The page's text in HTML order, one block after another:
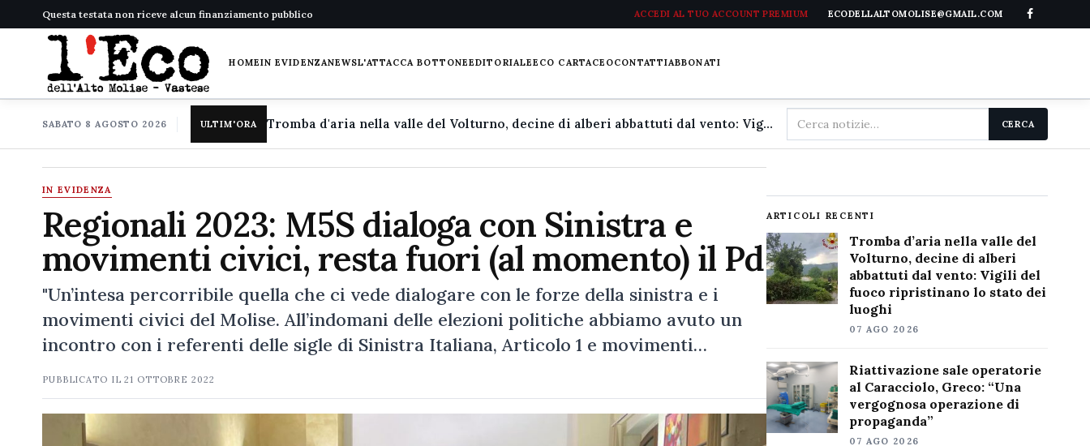
Questa testata non riceve alcun finanziamento pubblico ACCEDI AL TUO ACCOUNT PREMIUM ECODELLALTOMOLISE@GMAIL.COM
HOMEIN EVIDENZANEWSL'ATTACCA BOTTONEEDITORIALEECO CARTACEOCONTATTIABBONATI
SABATO 8 AGOSTO 2026 ULTIM'ORA Tromba d'aria nella valle del Volturno, decine di alberi abbattuti dal vento: Vigili del fuoco ripristinano lo stato dei luoghi
Cerca
nel
CERCA
IN EVIDENZA
Regionali 2023: M5S dialoga con Sinistra e
movimenti civici, resta fuori (al momento) il Pd
"Un’intesa percorribile quella che ci vede dialogare con le forze della sinistra e i
movimenti civici del Molise. All’indomani delle elezioni politiche abbiamo avuto un
incontro con i referenti delle sigle di Sinistra Italiana, Articolo 1 e movimenti…
PUBBLICATO IL21 OTTOBRE 2022
ARTICOLI RECENTI
Tromba d’aria nella valle del
Volturno, decine di alberi
abbattuti dal vento: Vigili del
fuoco ripristinano lo stato dei
luoghi
07 AGO 2026
Riattivazione sale operatorie
al Caracciolo, Greco: “Una
vergognosa operazione di
propaganda”
07 AGO 2026